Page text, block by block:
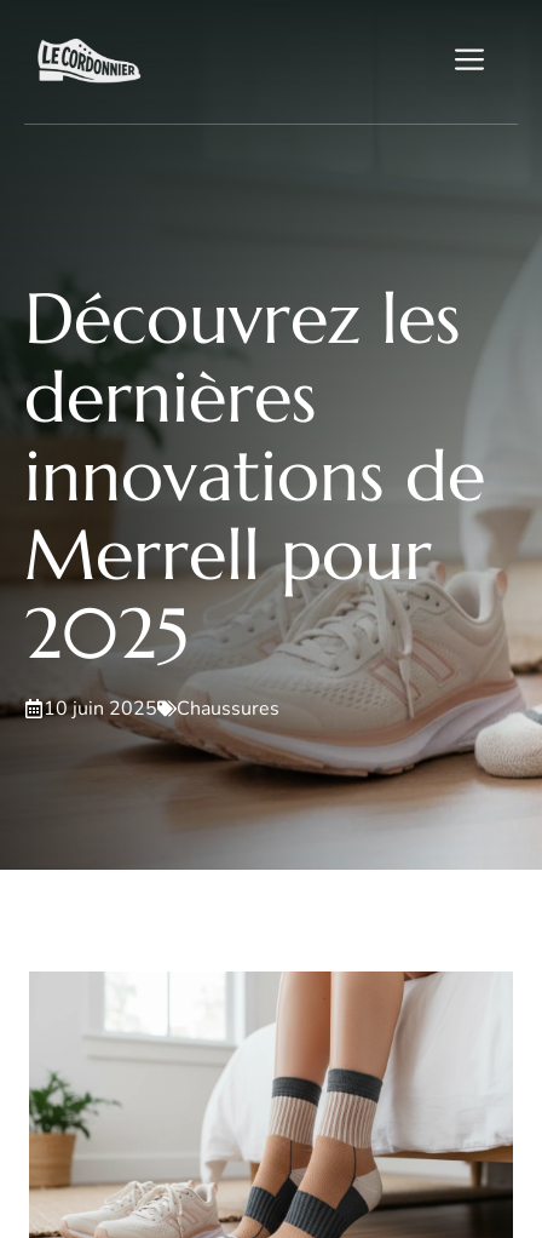
contenu
Découvrez les
dernières
innovations de
Merrell pour
2025
10 juin 2025 Chaussures